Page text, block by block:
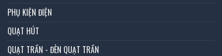
PHỤ KIỆN ĐIỆN
QUẠT HÚT
QUẠT TRẦN - ĐÈN QUẠT TRẦN